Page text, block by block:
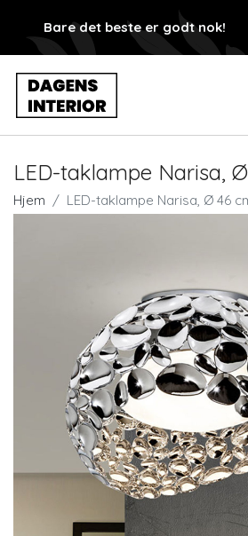
Bare det beste er godt nok!
LED-taklampe Narisa,
Hjem LED-taklampe Narisa, Ø 46